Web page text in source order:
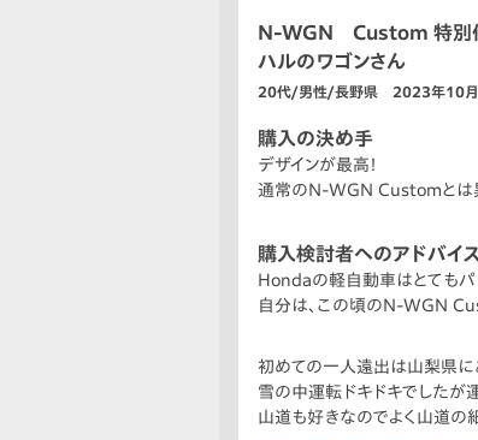
N-WGN Custom 特別仕
ハルのワゴンさん
20代/男性/長野県 2023年10月
購入の決め手
デザインが最高！
通常のN-WGN Customとは異
購入検討者へのアドバイス
Hondaの軽自動車はとてもパ
自分は、この頃のN-WGN
初めての一人遠出は山梨県に
雪の中運転ドキドキでしたが
山道も好きなのでよく山道の